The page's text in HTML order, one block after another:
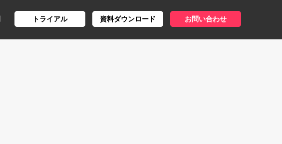
トライアル 資料ダウンロード お問い合わせ